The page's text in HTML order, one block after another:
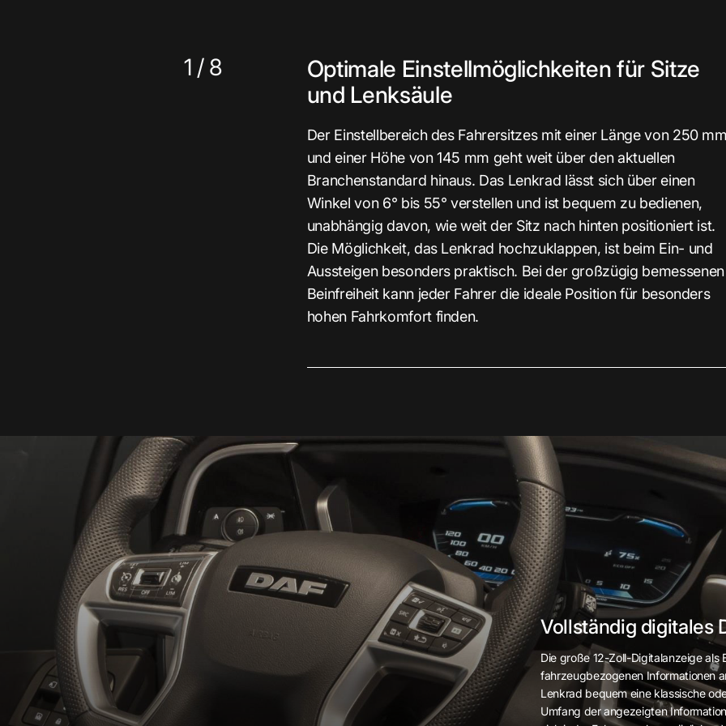
Optimale Einstellmöglichkeiten für Sitze
und Lenksäule
Der Einstellbereich des Fahrersitzes mit einer Länge von 250
und einer Höhe von 145 mm geht weit über den aktuellen
Branchenstandard hinaus. Das Lenkrad lässt sich über einen
Winkel von 6° bis 55° verstellen und ist bequem zu bedienen,
unabhängig davon, wie weit der Sitz nach hinten positioniert ist.
Die Möglichkeit, das Lenkrad hochzuklappen, ist beim Ein- und
Aussteigen besonders praktisch. Bei der großzügig bemessenen
Beinfreiheit kann jeder Fahrer die ideale Position für besonders
hohen Fahrkomfort finden.
1 / 8
Vollständig digitales
Die große 12-Zoll-Digitalanzeige
fahrzeugbezogenen Informationen
Lenkrad bequem eine klassische
Umfang der angezeigten